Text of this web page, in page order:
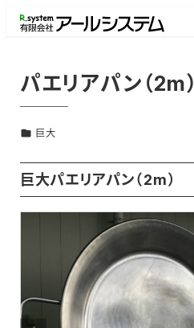
パエリアパン（2m）
巨大
巨大パエリアパン（2m）